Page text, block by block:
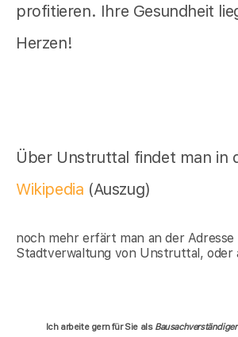
profitieren. Ihre Gesundheit
Herzen!
Über Unstruttal findet man in
Wikipedia (Auszug)
noch mehr erfärt man an der Adresse
Stadtverwaltung von Unstruttal, oder
Ich arbeite gern für Sie als Bausachverständiger